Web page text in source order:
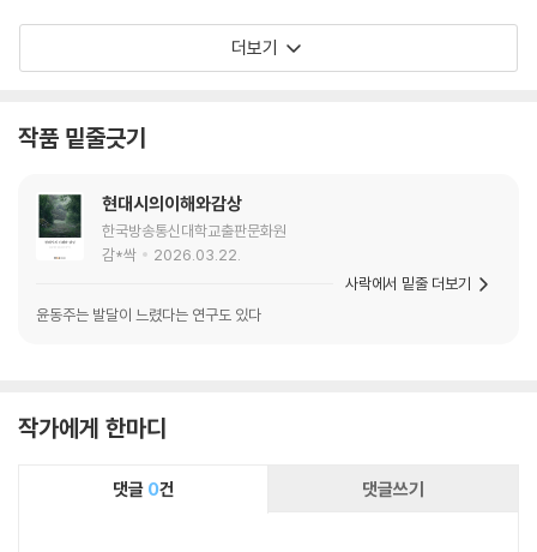
“햇빛 쏟아져 눈이 부신데” 날지 못하는 새를 지
켜보는 찬찬한 시선이 있음을 기억할 필요가 있겠
는 시간 가운데 유독 귀환하지 않은 어느 때가 찰
나에 틈입하고, 마냥 내 편일 것 같았던 시간이 어
느 날 문득 발뒤꿈치를 가볍게 하지 않는 일이 생
의 어디쯤에 찾아오기 마련이다. 그리고 그것은
이 시집에서 가장 오래 마음을 끄는 한 시의 제목
루. 많이 내다보고 잠깐 뒤돌아보는 그런 하루. 이
더보기
작품 밑줄긋기
현대시의이해와감상
한국방송통신대학교출판문화원
감*싹
2026.03.22.
윤동주는 발달이 느렸다는 연구도 있다
사락에서 밑줄 더보기
작가에게 한마디
댓글 0건 댓글쓰기